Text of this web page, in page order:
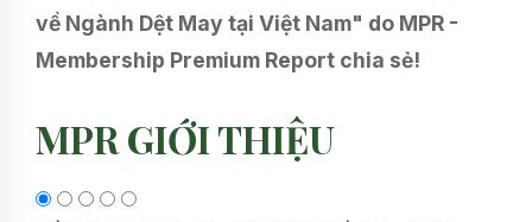
về Ngành Dệt May tại Việt Nam" do MPR -
Membership Premium Report chia sẻ!
MPR GIỚI THIỆU